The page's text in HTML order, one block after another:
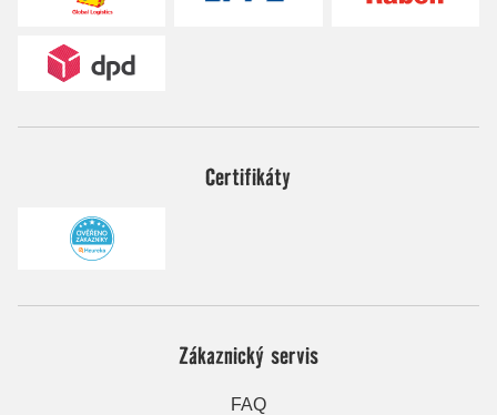
Certifikáty
Zákaznický servis
FAQ